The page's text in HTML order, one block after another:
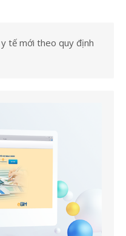
tế mới theo quy định